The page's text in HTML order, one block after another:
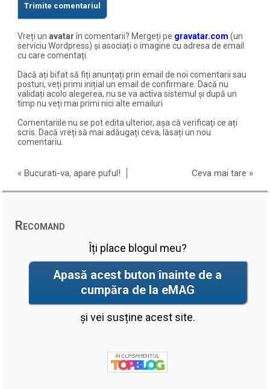
Vreți unavatarîn comentarii? Mergeți pe gravatar.com (un
serviciu Wordpress) și asociați o imagine cu adresa de email
cu care comentați.
Dacă ați bifat să fiți anunțați prin email de noi comentarii sau
posturi, veți primi inițial un email de confirmare. Dacă nu
validați acolo alegerea, nu se va activa sistemul și după un
timp nu veți mai primi nici alte emailuri
Comentariile nu se pot edita ulterior, așa că verificați ce ați
scris. Dacă vreți să mai adăugați ceva, lăsați un nou
comentariu.
«Bucurati-va, apare puful! Ceva mai tare »
Recomand
Îți place blogul meu?
Apasă acest buton înainte de a
cumpăra de la eMAG
și vei susține acest site.